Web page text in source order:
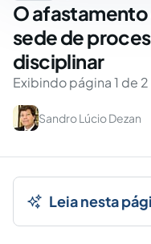
O
sede de
disciplinar
Exibindo página 1 de 2
Sandro Lúcio Dezan
Leia nesta